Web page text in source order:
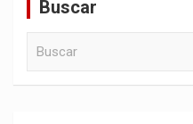
Buscar